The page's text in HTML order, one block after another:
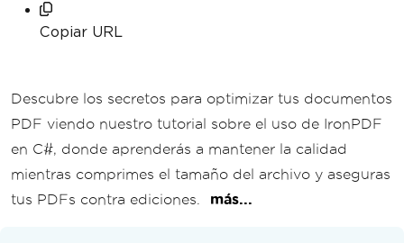
Copiar URL
Descubre los secretos para optimizar tus documentos
PDF viendo nuestro tutorial sobre el uso de IronPDF
en C#, donde aprenderás a mantener la calidad
mientras comprimes el tamaño del archivo y aseguras
tus PDFs contra ediciones.
más...